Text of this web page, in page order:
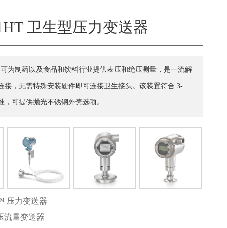
卫生型压力变送器
为制药以及食品和饮料行业提供表压和绝压测量，是一流解
接，无需特殊安装硬件即可连接卫生接头。该装置符合 3-
可提供抛光不锈钢外壳选项。
压力变送器
流量变送器